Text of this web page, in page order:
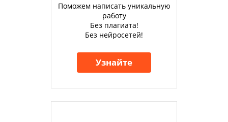
Поможем написать уникальную
работу
Без плагиата!
Без нейросетей!
Узнайте